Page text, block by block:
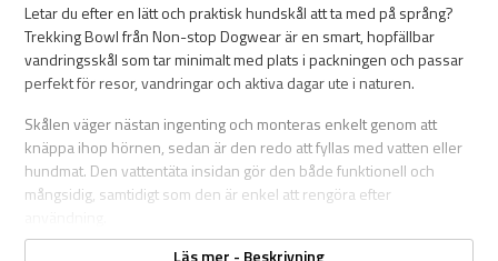
Letar du efter en lätt och praktisk hundskål att ta med på språng?
Trekking Bowl från Non-stop Dogwear är en smart, hopfällbar
vandringsskål som tar minimalt med plats i packningen och passar
perfekt för resor, vandringar och aktiva dagar ute i naturen.
Skålen väger nästan ingenting och monteras enkelt genom att
knäppa ihop hörnen, sedan är den redo att fyllas med vatten eller
hundmat. Den vattentäta insidan gör den både funktionell och
mångsidig, samtidigt som den är enkel att rengöra efter
Läs mer - Beskrivning